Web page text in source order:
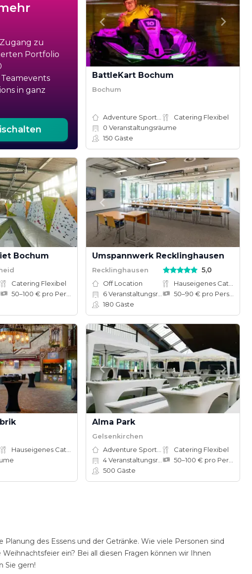
zu
Portfolio
in ganz
BattleKart Bochum
Bochum
Catering Flexibel
0 Veranstaltungsräume
150 Gäste
Bochum
Catering Flexibel
Umspannwerk Recklinghausen
Recklinghausen 5,0
Off Location
6Veranstaltungsräume
180 Gäste
Alma Park
Gelsenkirchen
Catering Flexibel
4Veranstaltungsräume
500 Gäste
des Essens und der Getränke. Wie viele Personen sind
ein? Bei all diesen Fragen können wir Ihnen
Sie gern!